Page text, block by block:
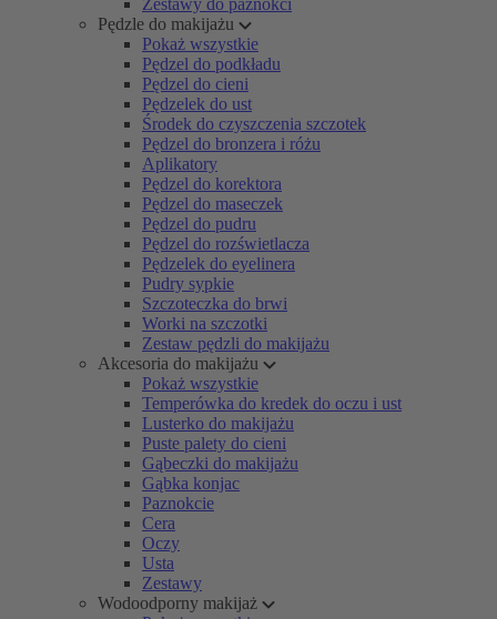
Zestawy do paznokci
Pędzle do makijażu
Pokaż wszystkie
Pędzel do podkładu
Pędzel do cieni
Pędzelek do ust
Środek do czyszczenia szczotek
Pędzel do bronzera i różu
Aplikatory
Pędzel do korektora
Pędzel do maseczek
Pędzel do pudru
Pędzel do rozświetlacza
Pędzelek do eyelinera
Pudry sypkie
Szczoteczka do brwi
Worki na szczotki
Zestaw pędzli do makijażu
Akcesoria do makijażu
Pokaż wszystkie
Temperówka do kredek do oczu i ust
Lusterko do makijażu
Puste palety do cieni
Gąbeczki do makijażu
Gąbka konjac
Paznokcie
Cera
Oczy
Usta
Zestawy
Wodoodporny makijaż